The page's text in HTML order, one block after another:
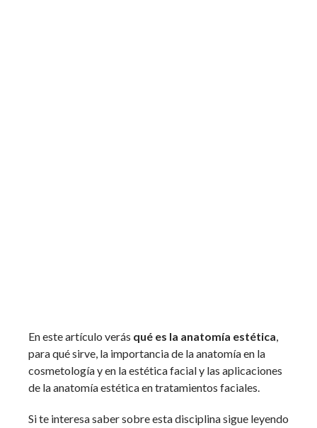
En este artículo verás qué es la anatomía estética,
para qué sirve, la importancia de la anatomía en la
cosmetología y en la estética facial y las aplicaciones
de la anatomía estética en tratamientos faciales.
Si te interesa saber sobre esta disciplina sigue leyendo